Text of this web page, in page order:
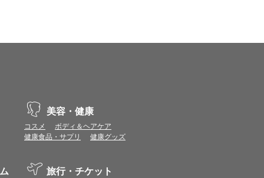
合や機能がご利用いただけない場合があり
が使用できる環境でご利用ください。
トまたは表示ポイント数をプレミアムポイ
。
があります。ポイント付与時期はショップご
美容・健康
コスメ
ボディ＆ヘアケア
健康食品・サプリ
健康グッズ
旅行・チケット